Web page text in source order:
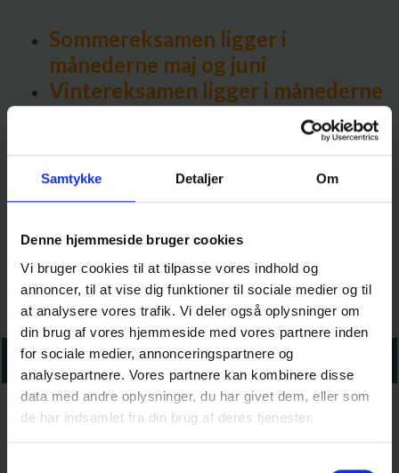
Samtykke Detaljer Om
Denne hjemmeside bruger cookies
Vi bruger cookies til at tilpasse vores indhold og
annoncer, til at vise dig funktioner til sociale medier og til
at analysere vores trafik. Vi deler også oplysninger om
din brug af vores hjemmeside med vores partnere inden
for sociale medier, annonceringspartnere og
analysepartnere. Vores partnere kan kombinere disse
data med andre oplysninger, du har givet dem, eller som
de har indsamlet fra din brug af deres tjenester.
Sommereksamen ligger i
månederne maj og juni
Vintereksamen ligger i månederne
Vær opmærksom på ikke at
planlægge ferier i
eksamenperioderne
skoleåret 2025-26